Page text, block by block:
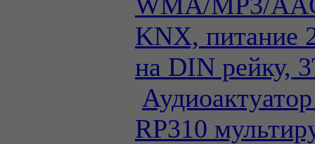
KNX, питание
на DIN рейку,
RP310